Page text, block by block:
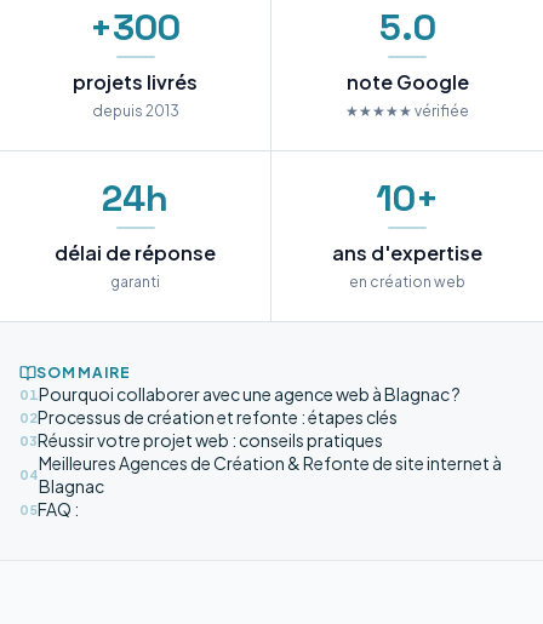
+300
projets livrés
depuis 2013
5.0
note Google
★★★★★ vérifiée
24h
délai de réponse
garanti
10+
ans d'expertise
en création web
SOMMAIRE
01 Pourquoi collaborer avec une agence web à Blagnac ?
02Processus de création et refonte : étapes clés
03Réussir votre projet web : conseils pratiques
04
Meilleures Agences de Création & Refonte de site internet à
Blagnac
05FAQ :